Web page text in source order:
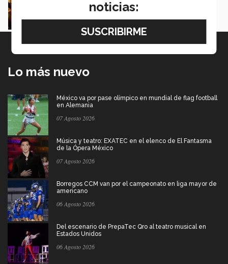
Mariana Aguilar
Lo más nuevo
México va por pase olímpico en mundial de flag football
en Alemania
07 Agosto 2026
Música y teatro: EXATEC en el elenco de El Fantasma
de la Ópera México
07 Agosto 2026
Borregos CCM van por el campeonato en liga mayor de
americano
06 Agosto 2026
Del escenario de PrepaTec Qro al teatro musical en
Estados Unidos
06 Agosto 2026
noticias: